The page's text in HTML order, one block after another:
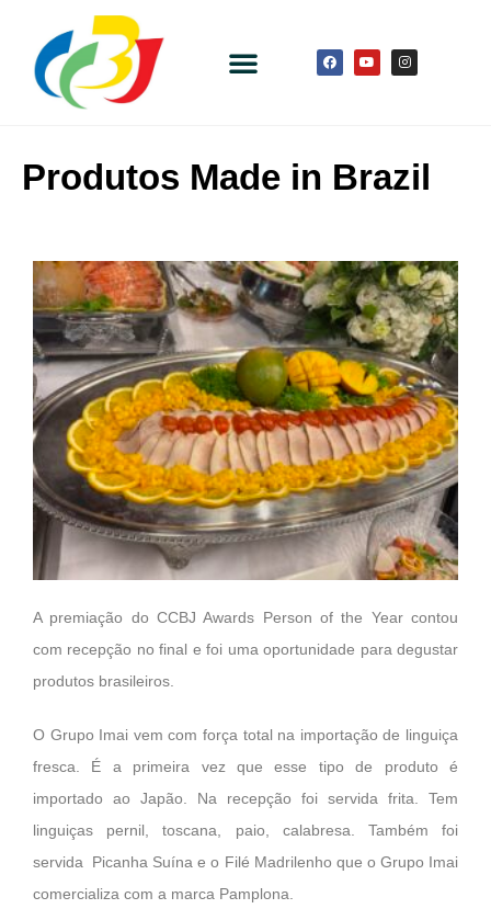
Produtos Made in Brazil
A premiação do CCBJ Awards Person of the Year contou
com recepção no final e foi uma oportunidade para degustar
produtos brasileiros.
O Grupo Imai vem com força total na importação de linguiça
fresca. É a primeira vez que esse tipo de produto é
importado ao Japão. Na recepção foi servida frita. Tem
linguiças pernil, toscana, paio, calabresa. Também foi
servida Picanha Suína e o Filé Madrilenho que o Grupo Imai
comercializa com a marca Pamplona.